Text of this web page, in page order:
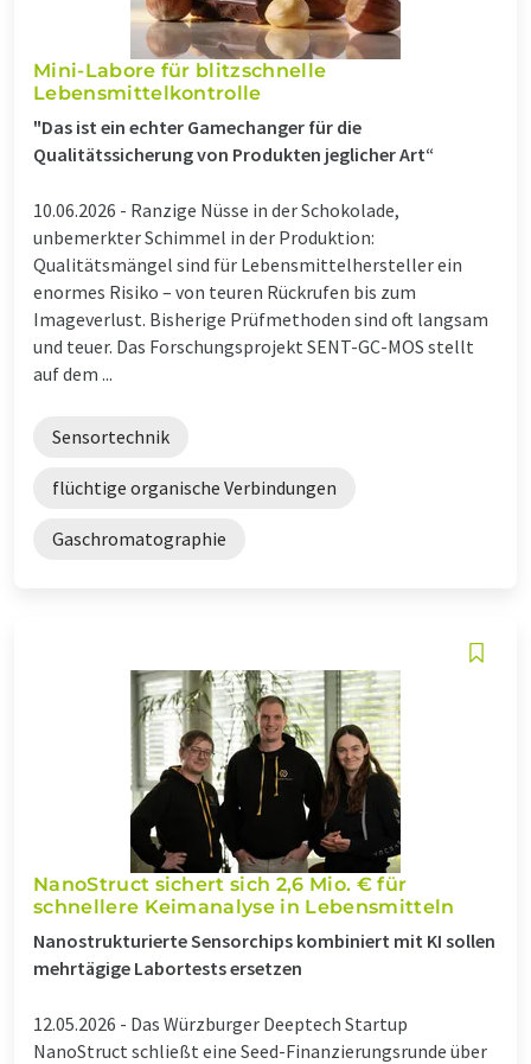
Mini-Labore für blitzschnelle
Lebensmittelkontrolle
"Das ist ein echter Gamechanger für die
Qualitätssicherung von Produkten jeglicher Art“
10.06.2026 - Ranzige Nüsse in der Schokolade,
unbemerkter Schimmel in der Produktion:
Qualitätsmängel sind für Lebensmittelhersteller ein
enormes Risiko – von teuren Rückrufen bis zum
Imageverlust. Bisherige Prüfmethoden sind oft langsam
und teuer. Das Forschungsprojekt SENT-GC-MOS stellt
auf dem ...
Sensortechnik
flüchtige organische Verbindungen
Gaschromatographie
NanoStruct sichert sich 2,6 Mio. € für
schnellere Keimanalyse in Lebensmitteln
Nanostrukturierte Sensorchips kombiniert mit KI sollen
mehrtägige Labortests ersetzen
12.05.2026 - Das Würzburger Deeptech Startup
NanoStruct schließt eine Seed-Finanzierungsrunde über